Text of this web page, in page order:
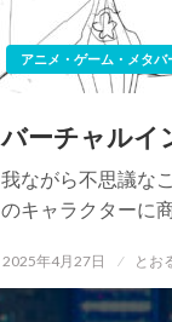
アニメ・ゲーム・メタバ
バーチャルイ
我ながら不思議な
のキャラクターに
投
日:
2025年4月27日 とお